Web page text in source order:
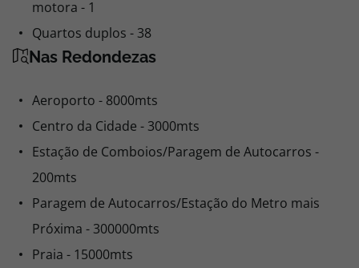
motora - 1
Quartos duplos - 38
Nas Redondezas
Aeroporto - 8000mts
Centro da Cidade - 3000mts
Estação de Comboios/Paragem de Autocarros -
200mts
Paragem de Autocarros/Estação do Metro mais
Próxima - 300000mts
Praia - 15000mts